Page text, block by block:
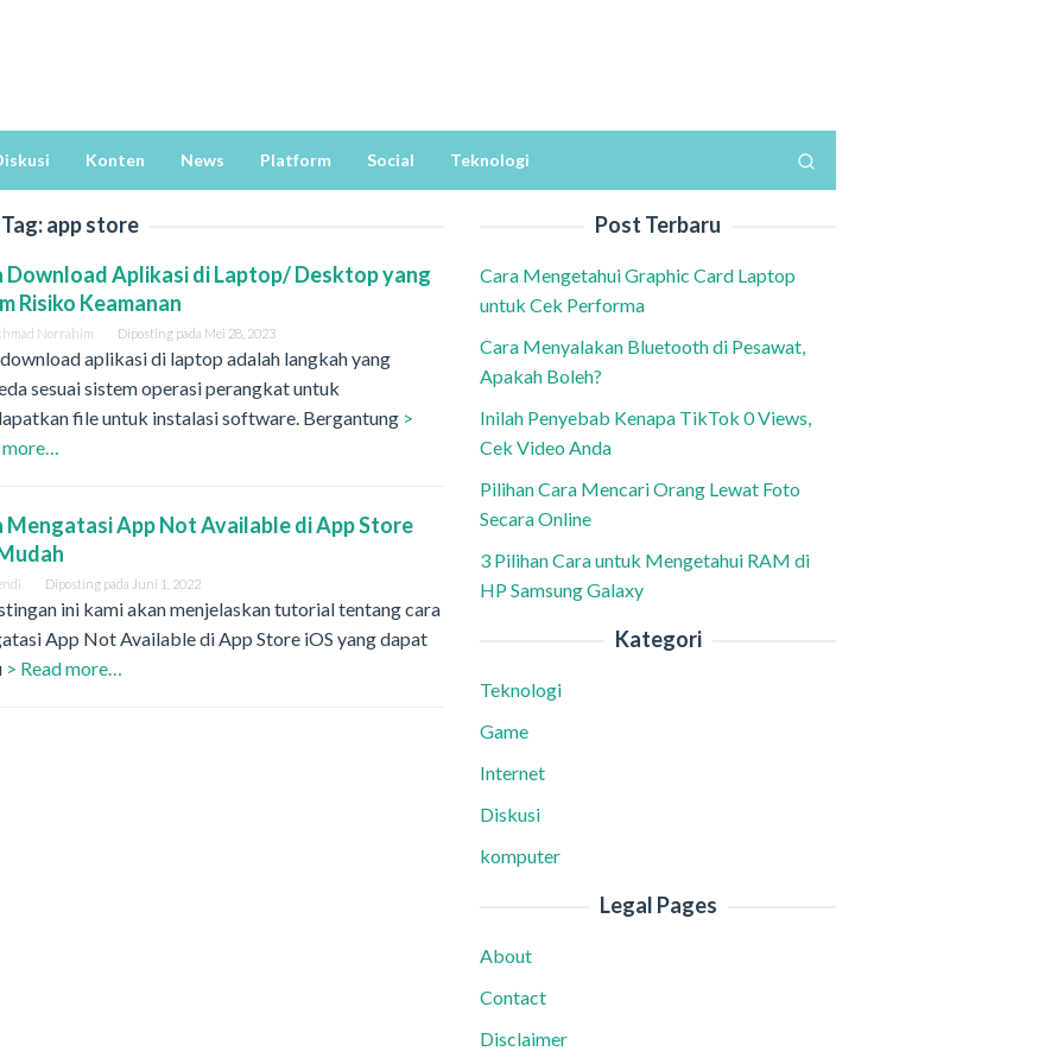
Konten News Platform Social Teknologi
Tag:app store
Download Aplikasi di Laptop/ Desktop yang
Risiko Keamanan
Norrahim Diposting pada Mei 28, 2023
aplikasi di laptop adalah langkah yang
sesuai sistem operasi perangkat untuk
file untuk instalasi software. Bergantung >
more…
Mengatasi App Not Available di App Store
Diposting pada Juni 1, 2022
ini kami akan menjelaskan tutorial tentang cara
App Not Available di App Store iOS yang dapat
> Read more…
Post Terbaru
Cara Mengetahui Graphic Card Laptop
untuk Cek Performa
Cara Menyalakan Bluetooth di Pesawat,
Apakah Boleh?
Inilah Penyebab Kenapa TikTok 0 Views,
Cek Video Anda
Pilihan Cara Mencari Orang Lewat Foto
Secara Online
3 Pilihan Cara untuk Mengetahui RAM di
HP Samsung Galaxy
Kategori
Teknologi
Game
Internet
Diskusi
komputer
Legal Pages
About
Contact
Disclaimer